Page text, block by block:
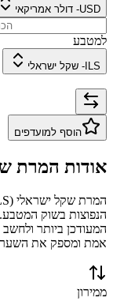
USD
- דולר אמריקאי
למטבע
ILS
- שקל ישראלי
הוסף למועדפים
אודות המרת
המרת שקל ישראלי (
הנפוצות בשוק
המעודכן ביותר
אמת ומספק את
ממירון